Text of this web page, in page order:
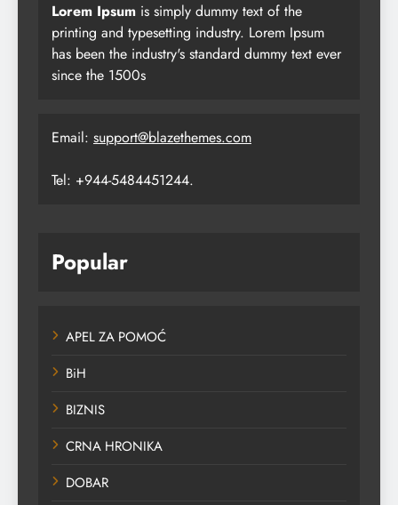
Lorem Ipsum is simply dummy text of the
printing and typesetting industry. Lorem Ipsum
has been the industry's standard dummy text ever
since the 1500s
Email: support@blazethemes.com
Tel: +944-5484451244.
Popular
APEL ZA POMOĆ
BiH
BIZNIS
CRNA HRONIKA
DOBAR